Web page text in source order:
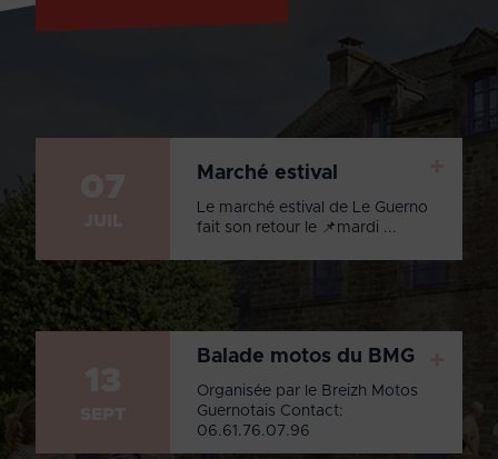
Marché estival
Le marché estival de Le Guerno
fait son retour le 📌mardi ...
Balade motos du BMG
Organisée par le Breizh Motos
Guernotais Contact:
06.61.76.07.96